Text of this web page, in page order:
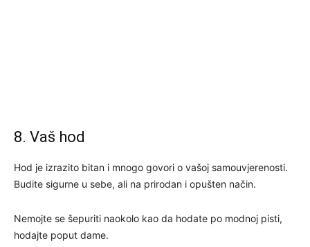
8. Vaš hod
Hod je izrazito bitan i mnogo govori o vašoj samouvjerenosti.
Budite sigurne u sebe, ali na prirodan i opušten način.
Nemojte se šepuriti naokolo kao da hodate po modnoj pisti,
hodajte poput dame.